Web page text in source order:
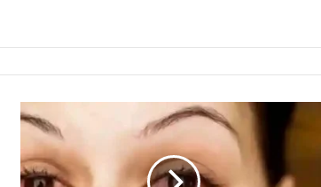
सा
धा
न